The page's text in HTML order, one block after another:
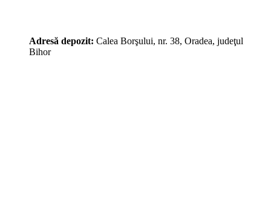
Adresă depozit: Calea Borşului, nr. 38, Oradea, judeţul
Bihor